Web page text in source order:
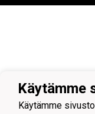
Käytämme
Käytämme